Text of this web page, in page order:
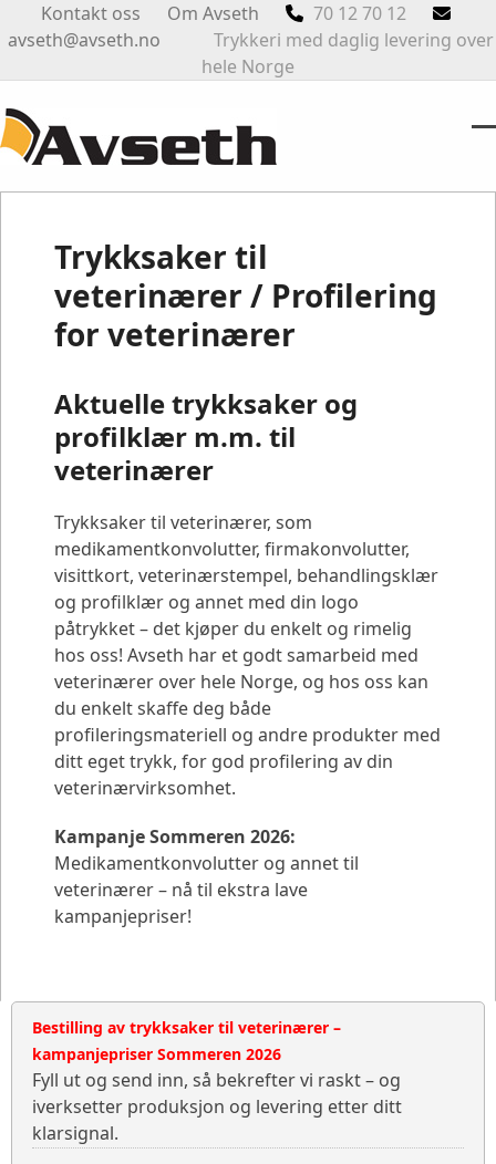
to
Kontakt oss Om Avseth
70 12 70 12
avseth@avseth.no Trykkeri med daglig levering over
hele Norge
Trykksaker til
veterinærer / Profilering
for veterinærer
Aktuelle trykksaker og
profilklær m.m. til
veterinærer
Trykksaker til veterinærer, som
medikamentkonvolutter, firmakonvolutter,
visittkort, veterinærstempel, behandlingsklær
og profilklær og annet med din logo
påtrykket – det kjøper du enkelt og rimelig
hos oss! Avseth har et godt samarbeid med
veterinærer over hele Norge, og hos oss kan
du enkelt skaffe deg både
profileringsmateriell og andre produkter med
ditt eget trykk, for god profilering av din
veterinærvirksomhet.
Kampanje Sommeren 2026:
Medikamentkonvolutter og annet til
veterinærer – nå til ekstra lave
kampanjepriser!
Bestilling av trykksaker til veterinærer –
kampanjepriser Sommeren 2026
Fyll ut og send inn, så bekrefter vi raskt – og
iverksetter produksjon og levering etter ditt
klarsignal.